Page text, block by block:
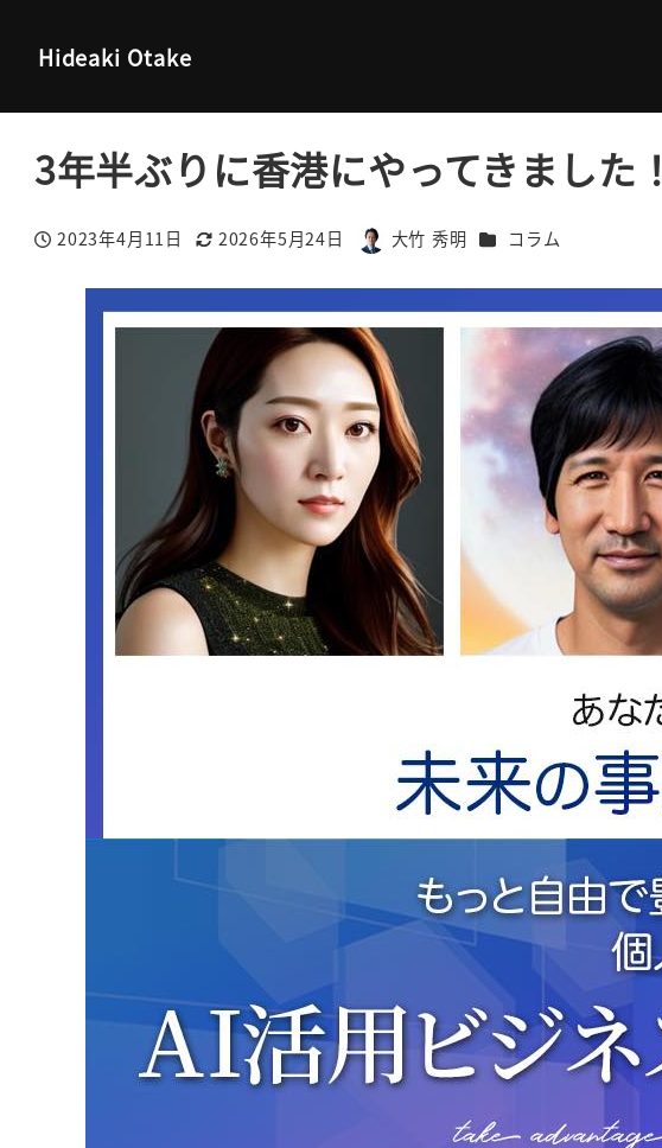
Hideaki Otake
3年半ぶりに香港にやってきました！
投稿日
2023年4月11日
更新日
2026年5月24日
著
大竹 秀明 カテゴリー
コラム